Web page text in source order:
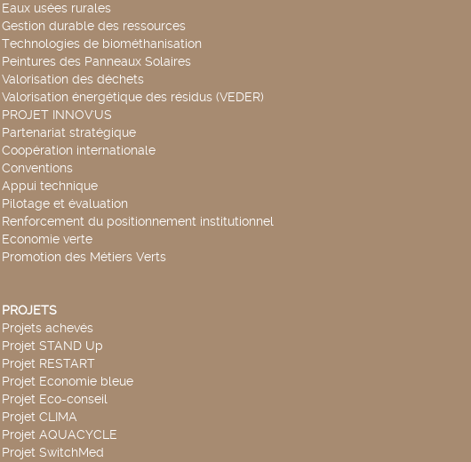
Eaux usées rurales
Gestion durable des ressources
Technologies de biométhanisation
Peintures des Panneaux Solaires
Valorisation des déchets
Valorisation énergétique des résidus (VEDER)
PROJET INNOV'US
Partenariat stratégique
Coopération internationale
Conventions
Appui technique
Pilotage et évaluation
Renforcement du positionnement institutionnel
Economie verte
Promotion des Métiers Verts
PROJETS
Projets achevés
Projet STAND Up
Projet RESTART
Projet Economie bleue
Projet Eco-conseil
Projet CLIMA
Projet AQUACYCLE
Projet SwitchMed